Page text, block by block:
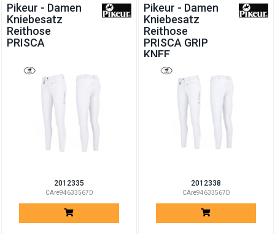
Pikeur - Damen
Kniebesatz
Reithose
PRISCA
2012335
CAre94633567D
Pikeur - Damen
Kniebesatz
Reithose
PRISCA GRIP
KNEE
2012338
CAre94633567D